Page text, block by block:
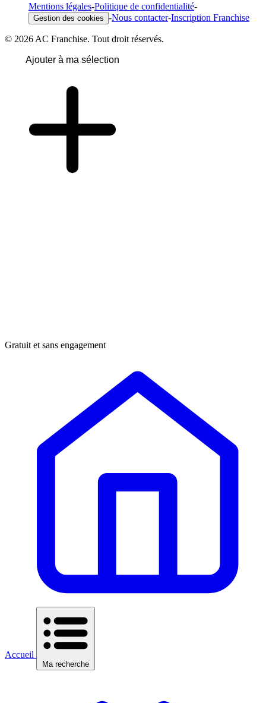
Mentions légales-Politique de confidentialité-
Gestion des cookies -Nous contacter-Inscription Franchise
© 2026 AC Franchise. Tout droit réservés.
Ajouter à ma sélection
Gratuit et sans engagement
Accueil
Ma recherche